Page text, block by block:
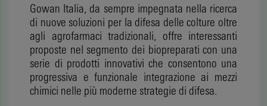
Gowan Italia, da sempre impegnata nella ricerca
di nuove soluzioni per la difesa delle colture oltre
agli agrofarmaci tradizionali, offre interessanti
proposte nel segmento dei biopreparati con una
serie di prodotti innovativi che consentono una
progressiva e funzionale integrazione ai mezzi
chimici nelle più moderne strategie di difesa.